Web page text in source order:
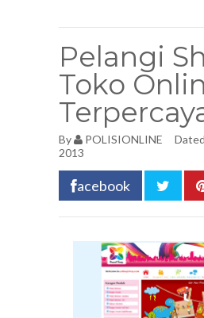
Pelangi
Toko
By POLISIONLINE Dated
2013
acebook